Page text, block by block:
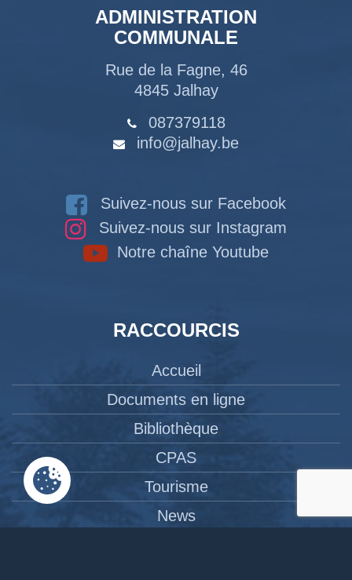
ADMINISTRATION
COMMUNALE
Rue de la Fagne, 46
4845 Jalhay
087379118
info@jalhay.be
Suivez-nous sur Facebook
Suivez-nous sur Instagram
Notre chaîne Youtube
RACCOURCIS
Accueil
Documents en ligne
Bibliothèque
CPAS
Tourisme
News